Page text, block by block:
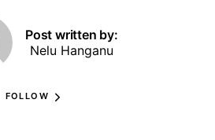
Post written by:
Nelu Hanganu
FOLLOW